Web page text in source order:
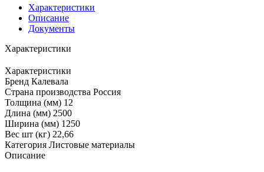
Характеристики
Описание
Документы
Характеристики
Характеристики
Бренд Калевала
Страна производства Россия
Толщина (мм) 12
Длина (мм) 2500
Ширина (мм) 1250
Вес шт (кг) 22,66
Категория Листовые материалы
Описание